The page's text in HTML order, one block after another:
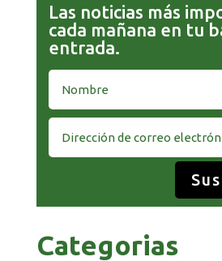
Las noticias más
cada mañana en tu
entrada.
Categorias